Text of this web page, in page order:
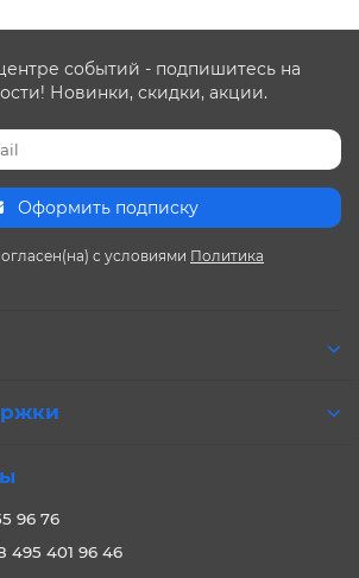
событий - подпишитесь на
Новинки, скидки, акции.
Оформить подписку
с условиями Политика
96 76
495 401 96 46